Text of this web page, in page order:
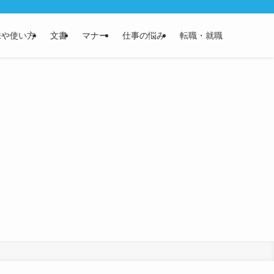
使い方 文書 マナー 仕事の悩み 転職・就職